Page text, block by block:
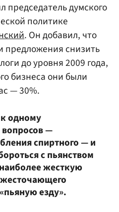
председатель думского
политике
. Он добавил, что
предложения снизить
до уровня 2009 года,
бизнеса они были
— 30%.
одному
—
спиртного — и
с пьянством
жесткую
езду».